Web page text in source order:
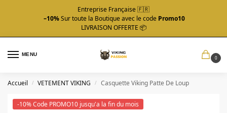
Entreprise Française 🇫🇷
–10%Sur toute la Boutique avec le code Promo10
LIVRAISON OFFERTE 📦
MENU
0
Accueil / VETEMENT VIKING / Casquette Viking Patte De Loup
-10% Code PROMO10 jusqu'a la fin du mois